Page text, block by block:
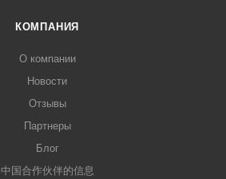
КОМПАНИЯ
О компании
Новости
Отзывы
Партнеры
Блог
中国合作伙伴的信息